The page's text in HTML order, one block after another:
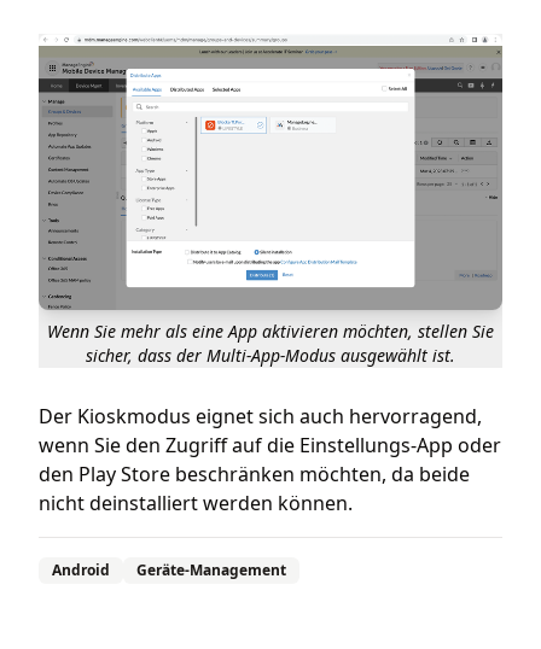
Wenn Sie mehr als eine App aktivieren möchten, stellen Sie
sicher, dass der Multi-App-Modus ausgewählt ist.
Der Kioskmodus eignet sich auch hervorragend,
wenn Sie den Zugriff auf die Einstellungs-App oder
den Play Store beschränken möchten, da beide
nicht deinstalliert werden können.
Android Geräte-Management